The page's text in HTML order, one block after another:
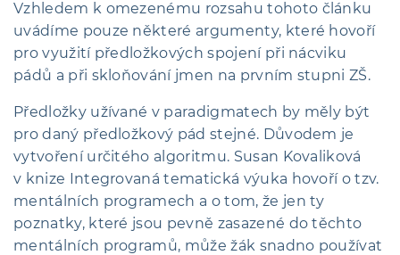
Vzhledem k omezenému rozsahu tohoto článku
uvádíme pouze některé argumenty, které hovoří
pro využití předložkových spojení při nácviku
pádů a při skloňování jmen na prvním stupni ZŠ.
Předložky užívané v paradigmatech by měly být
pro daný předložkový pád stejné. Důvodem je
vytvoření určitého algoritmu. Susan Kovaliková
v knize Integrovaná tematická výuka hovoří o tzv.
mentálních programech a o tom, že jen ty
poznatky, které jsou pevně zasazené do těchto
mentálních programů, může žák snadno používat